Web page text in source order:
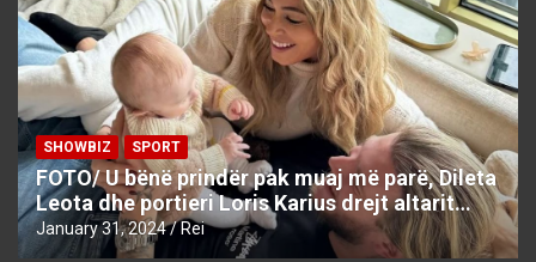
SHOWBIZ SPORT
FOTO/ U bënë prindër pak muaj më parë, Dileta
Leota dhe portieri Loris Karius drejt altarit…
January 31, 2024 Rei